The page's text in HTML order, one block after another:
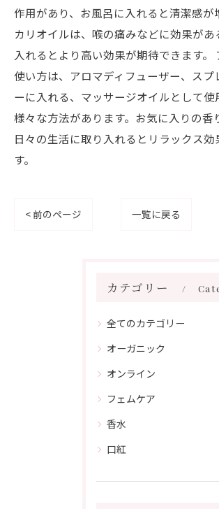
作用があり、お風呂に入れると清潔感が
カリオイルは、喉の痛みなどに効果があ
入れるとより高い効果が期待できます。
使い方は、アロマディフューザー、スプ
ーに入れる、マッサージオイルとして使
様々な方法があります。お気に入りの香
日々の生活に取り入れるとリラックス効
す。
< 前のページ 一覧に戻る
カテゴリー
全てのカテゴリー
オーガニック
オンライン
フェムケア
香水
口紅